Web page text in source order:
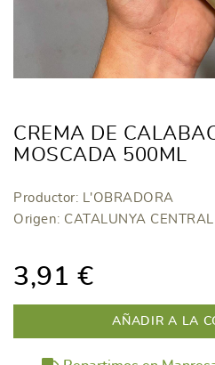
CREMA DE
MOSCADA 500ML
Productor: L'OBRADORA
Origen: CATALUNYA CENTRAL
3,91 €
AÑADIR A LA